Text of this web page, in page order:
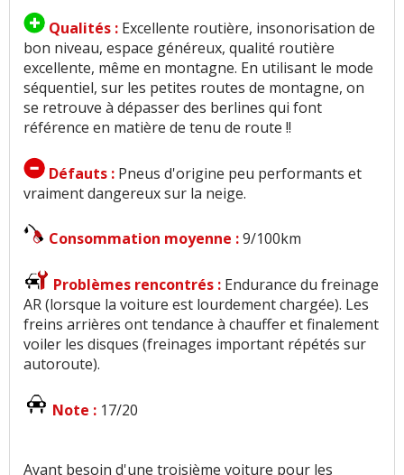
Qualités : Excellente routière, insonorisation de
bon niveau, espace généreux, qualité routière
excellente, même en montagne. En utilisant le mode
séquentiel, sur les petites routes de montagne, on
se retrouve à dépasser des berlines qui font
référence en matière de tenu de route !!
Défauts : Pneus d'origine peu performants et
vraiment dangereux sur la neige.
Consommation moyenne :9/100km
Problèmes rencontrés : Endurance du freinage
AR (lorsque la voiture est lourdement chargée). Les
freins arrières ont tendance à chauffer et finalement
voiler les disques (freinages important répétés sur
autoroute).
Note : 17/20
Ayant besoin d'une troisième voiture pour les